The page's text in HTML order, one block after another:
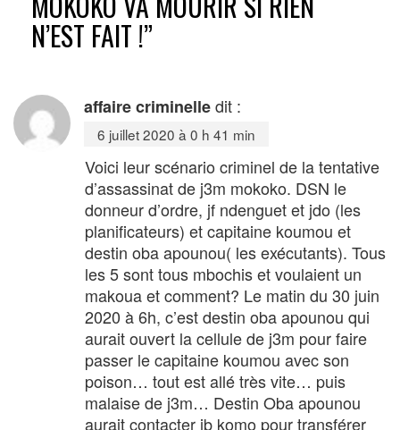
N’EST FAIT !”
affaire criminelledit :
6 juillet 2020 à 0 h 41 min
Voici leur scénario criminel de la tentative
d’assassinat de j3m mokoko. DSN le
donneur d’ordre, jf ndenguet et jdo (les
planificateurs) et capitaine koumou et
destin oba apounou( les exécutants). Tous
les 5 sont tous mbochis et voulaient un
makoua et comment? Le matin du 30 juin
2020 à 6h, c’est destin oba apounou qui
aurait ouvert la cellule de j3m pour faire
passer le capitaine koumou avec son
poison… tout est allé très vite… puis
malaise de j3m… Destin Oba apounou
aurait contacter jb komo pour transférer